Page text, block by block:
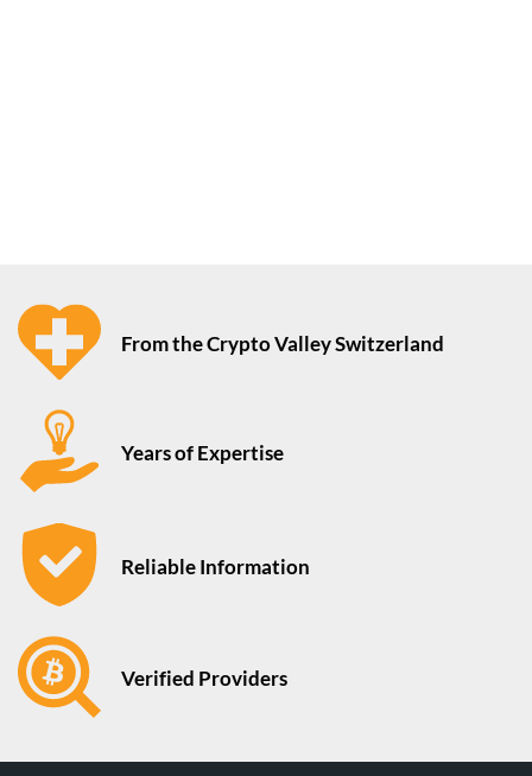
From the Crypto Valley Switzerland
Years of Expertise
Reliable Information
Verified Providers